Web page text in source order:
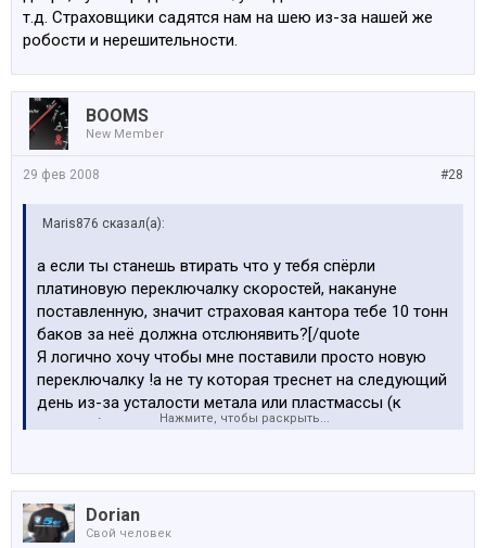
т.д. Страховщики садятся нам на шею из-за нашей же
робости и нерешительности.
BOOMS
New Member
#28
29 фев 2008
Maris876 сказал(а):
а если ты станешь втирать что у тебя спёрли
платиновую переключалку скоростей, накануне
поставленную, значит страховая кантора тебе 10 тонн
баков за неё должна отслюнявить?[/quote
Я логично хочу чтобы мне поставили просто новую
переключалку !а не ту которая треснет на следующий
день из-за усталости метала или пластмассы (к
примеру)!!!
Нажмите, чтобы раскрыть...
Dorian
Свой человек